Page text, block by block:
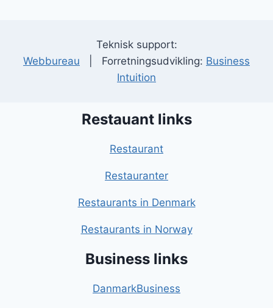
Teknisk support:
Webbureau | Forretningsudvikling: Business
Intuition
Restauant links
Restaurant
Restauranter
Restaurants in Denmark
Restaurants in Norway
Business links
DanmarkBusiness